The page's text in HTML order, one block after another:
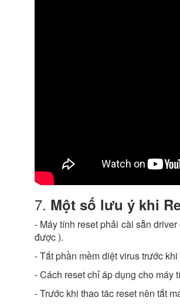
7. Một số lưu ý khi
- Máy tính reset phải cài sẵn
được ).
- Tắt phần mềm diệt virus trước
- Cách reset chỉ áp dụng cho máy
- Trước khi thao tác reset nên tắt